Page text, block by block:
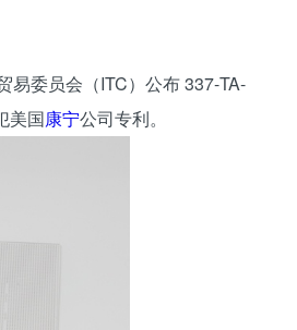
易委员会（ITC）公布 337-TA-
美国康宁公司专利。